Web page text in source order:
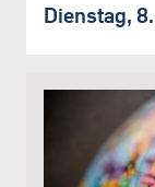
Dienstag,